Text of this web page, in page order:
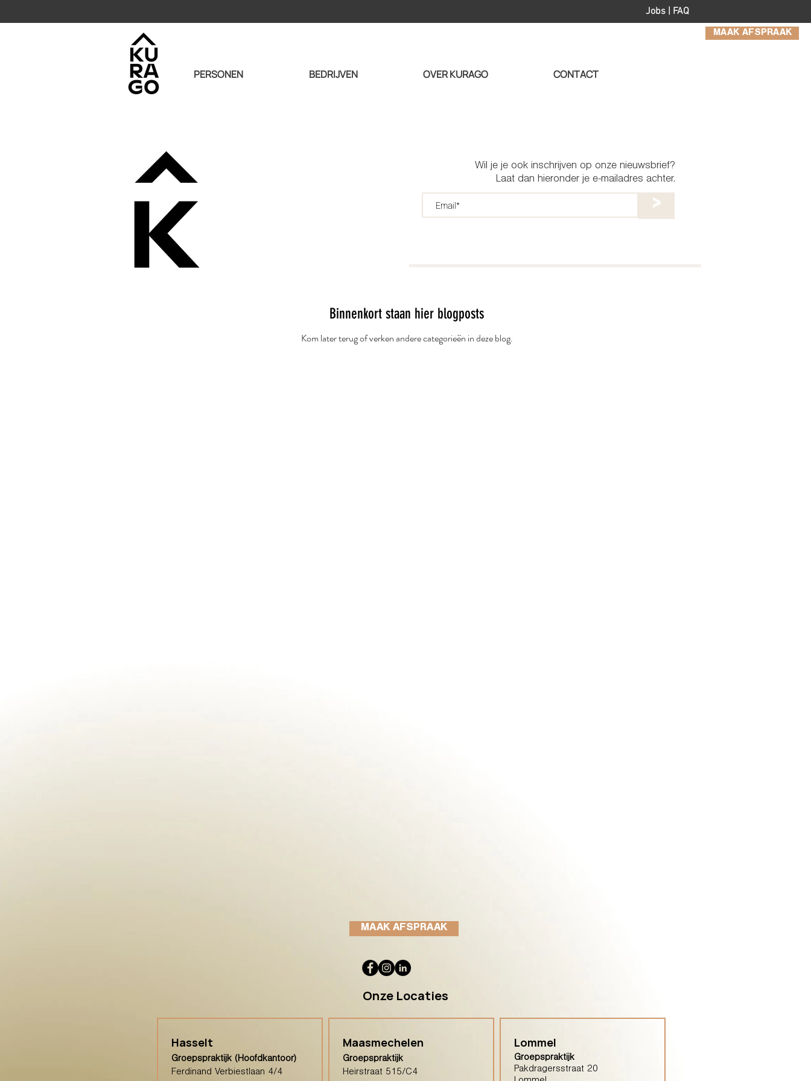
MAAK AFSPRAAK
Jobs | FAQ
PERSONEN BEDRIJVEN OVER KURAGO CONTACT
>
Wil je je ook inschrijven op onze nieuwsbrief?
Laat dan hieronder je e-mailadres achter.
Binnenkort staan hier blogposts
Kom later terug of verken andere categorieën in deze blog.
MAAK AFSPRAAK
Onze Locaties
Hasselt
Groepspraktijk (Hoofdkantoor)
Ferdinand Verbiestlaan 4/4
Maasmechelen
Groepspraktijk
Heirstraat 515/C4
Lommel
Groepspraktijk
Pakdragersstraat 20